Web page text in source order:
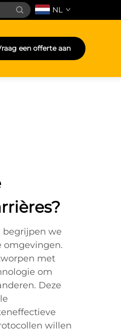
NL
een offerte aan
begrijpen we
omgevingen.
met
om
Deze
willen